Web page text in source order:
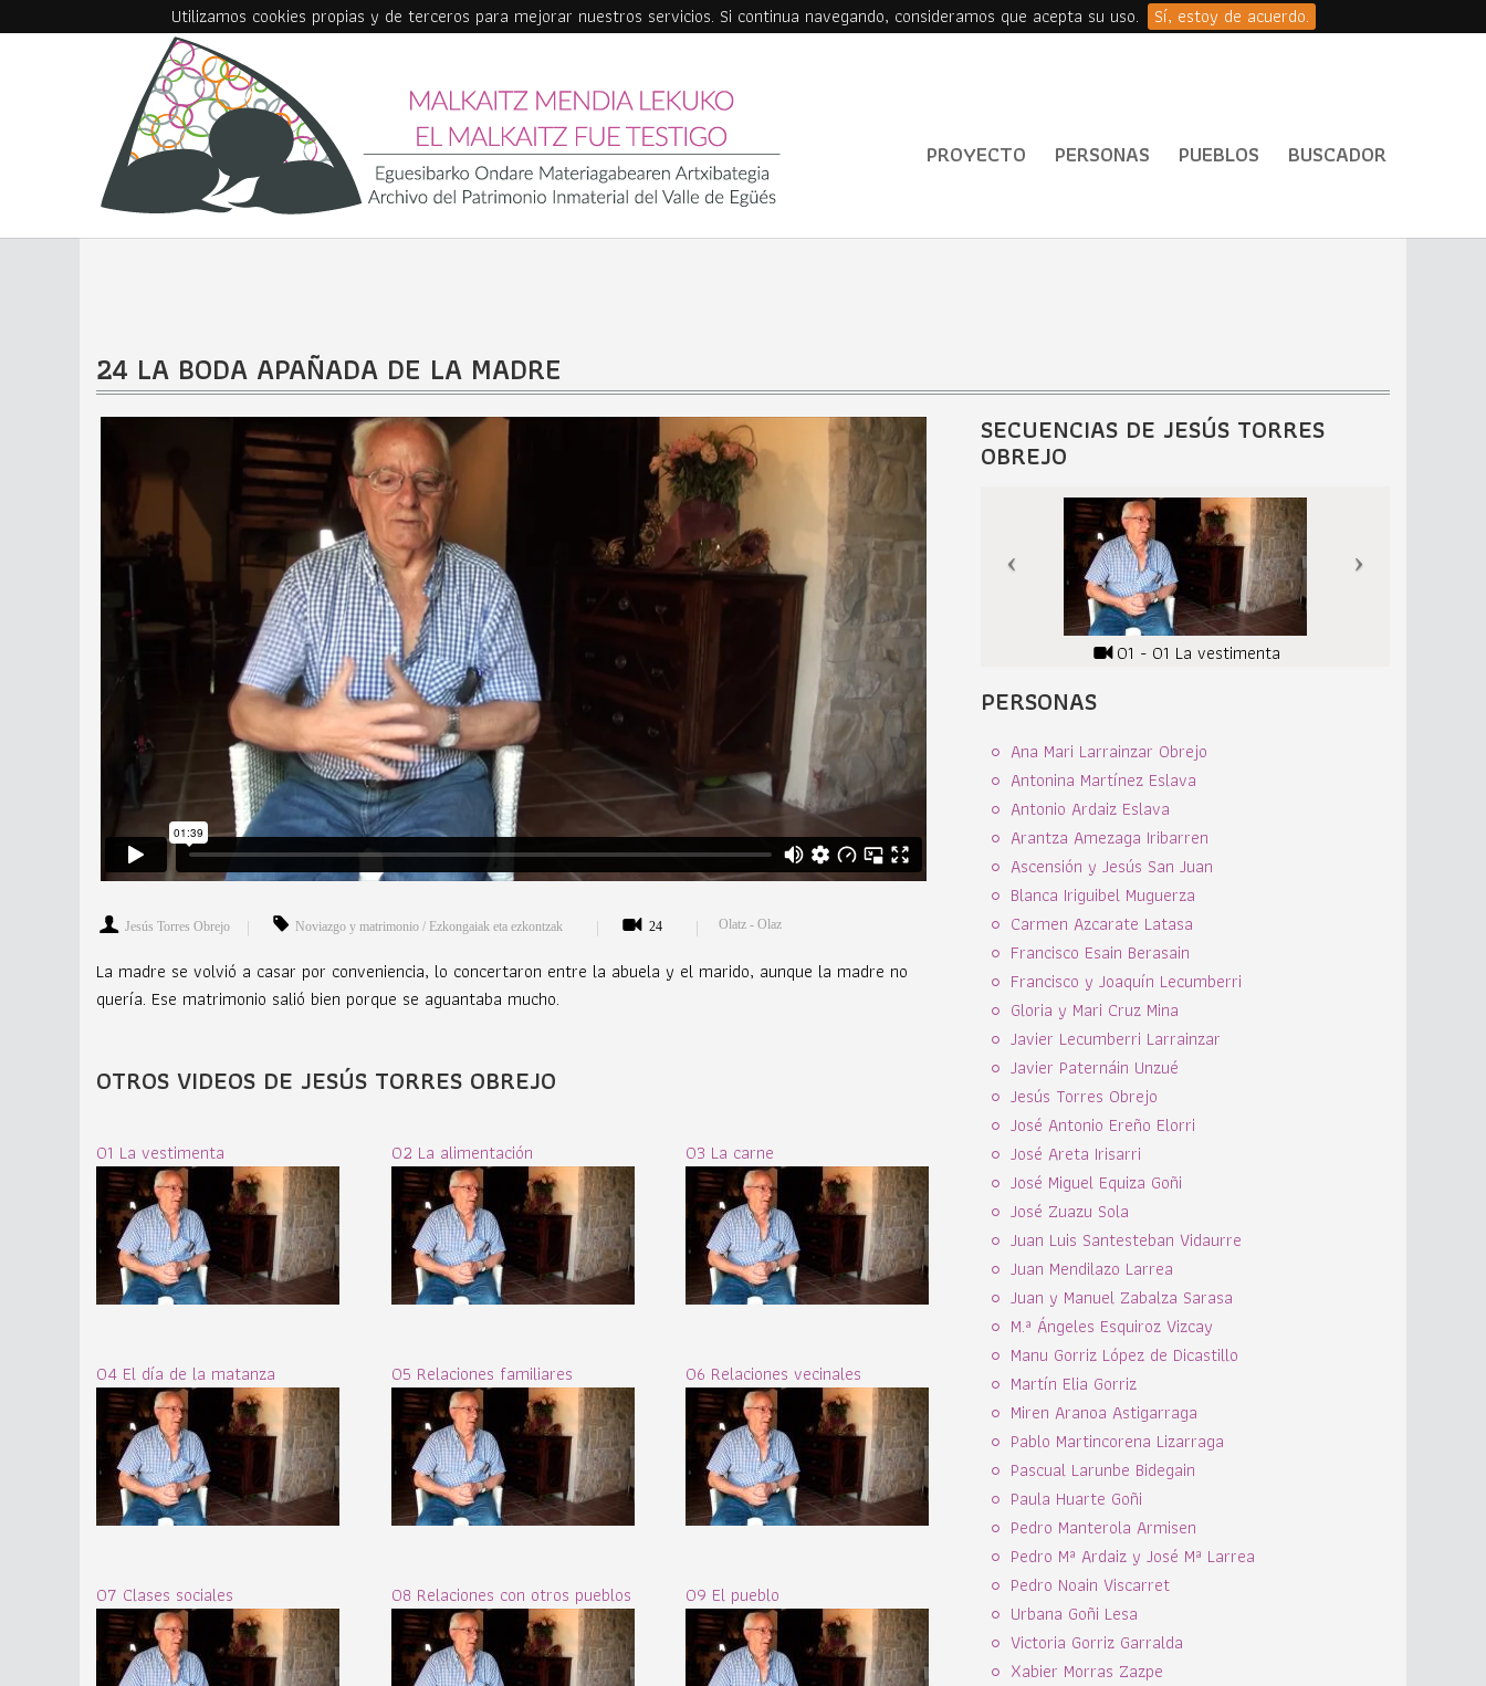
Utilizamos cookies propias y de terceros para mejorar nuestros servicios. Si continua navegando, consideramos que acepta su uso.
Sí, estoy de acuerdo.
PROYECTO PERSONAS PUEBLOS BUSCADOR
24 LA BODA APAÑADA DE LA MADRE
Jesús Torres Obrejo Noviazgo y matrimonio / Ezkongaiak eta ezkontzak 24 Olatz - Olaz
La madre se volvió a casar por conveniencia, lo concertaron entre la abuela y el marido, aunque la madre no
quería. Ese matrimonio salió bien porque se aguantaba mucho.
OTROS VIDEOS DE JESÚS TORRES OBREJO
01 La vestimenta 02 La alimentación 03 La carne
04 El día de la matanza 05 Relaciones familiares 06 Relaciones vecinales
07 Clases sociales 08 Relaciones con otros pueblos 09 El pueblo
SECUENCIAS DE JESÚS TORRES
OBREJO
01 - 01 La vestimenta
PERSONAS
Ana Mari Larrainzar Obrejo
Antonina Martínez Eslava
Antonio Ardaiz Eslava
Arantza Amezaga Iribarren
Ascensión y Jesús San Juan
Blanca Iriguibel Muguerza
Carmen Azcarate Latasa
Francisco Esain Berasain
Francisco y Joaquín Lecumberri
Gloria y Mari Cruz Mina
Javier Lecumberri Larrainzar
Javier Paternáin Unzué
Jesús Torres Obrejo
José Antonio Ereño Elorri
José Areta Irisarri
José Miguel Equiza Goñi
José Zuazu Sola
Juan Luis Santesteban Vidaurre
Juan Mendilazo Larrea
Juan y Manuel Zabalza Sarasa
M.ª Ángeles Esquiroz Vizcay
Manu Gorriz López de Dicastillo
Martín Elia Gorriz
Miren Aranoa Astigarraga
Pablo Martincorena Lizarraga
Pascual Larunbe Bidegain
Paula Huarte Goñi
Pedro Manterola Armisen
Pedro Mª Ardaiz y José Mª Larrea
Pedro Noain Viscarret
Urbana Goñi Lesa
Victoria Gorriz Garralda
Xabier Morras Zazpe